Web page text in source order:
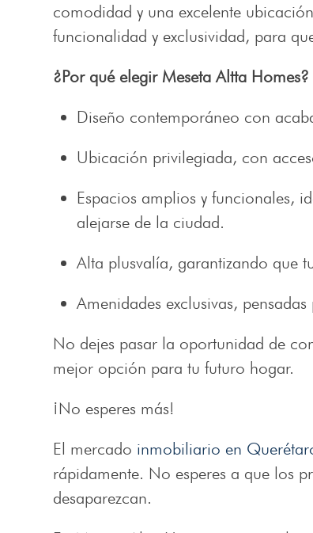
comodidad y una excelente
funcionalidad y exclusividad, para
¿Por qué elegir Meseta Altta Homes?
Diseño contemporáneo con
Ubicación privilegiada, con
Espacios amplios y funcionales,
alejarse de la ciudad.
Alta plusvalía, garantizando que
Amenidades exclusivas,
No dejes pasar la oportunidad de
mejor opción para tu futuro hogar.
¡No esperes más!
El mercado inmobiliario en
rápidamente. No esperes a que los
desaparezcan.